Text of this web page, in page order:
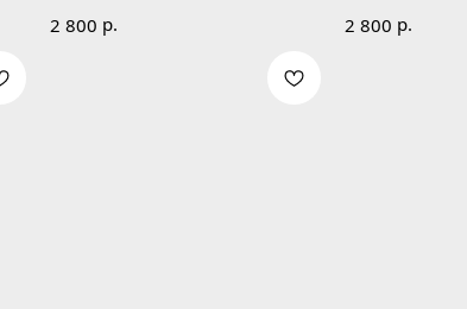
2 800 р. 2 800 р.